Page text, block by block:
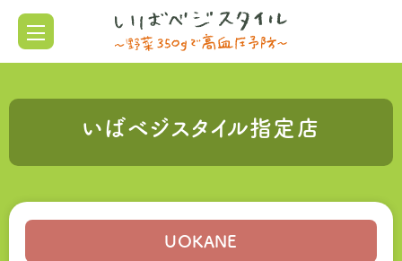
いばベジスタイル指定店
UOKANE